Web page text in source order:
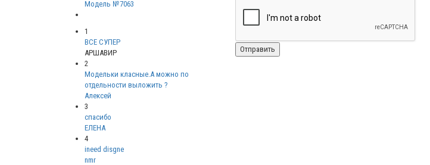
Модель №7063
1
ВСЕ СУПЕР
АРШАВИР
2
Модельки класные.А можно по
отдельности выложить ?
Алексей
3
спасибо
ЕЛЕНА
4
ineed disgne
nmr